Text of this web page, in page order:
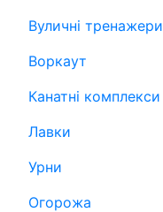
Вуличні тренажери
Воркаут
Канатні комплекси
Лавки
Урни
Огорожа